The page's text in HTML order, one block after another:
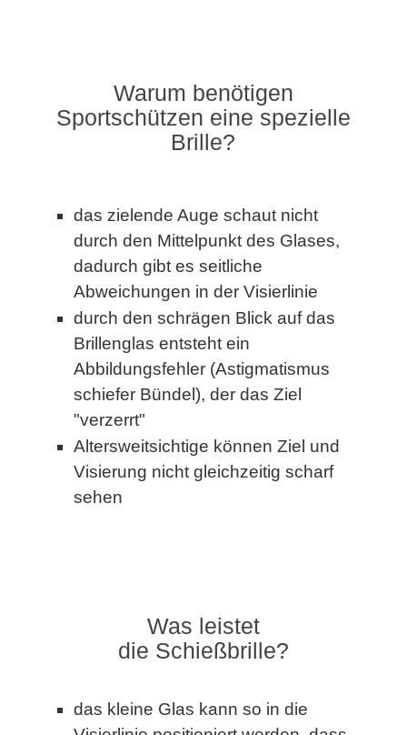
Warum benötigen
Sportschützen eine spezielle
Brille?
das zielende Auge schaut nicht
durch den Mittelpunkt des Glases,
dadurch gibt es seitliche
Abweichungen in der Visierlinie
durch den schrägen Blick auf das
Brillenglas entsteht ein
Abbildungsfehler (Astigmatismus
schiefer Bündel), der das Ziel
"verzerrt"
Altersweitsichtige können Ziel und
Visierung nicht gleichzeitig scharf
sehen
Was leistet
die Schießbrille?
das kleine Glas kann so in die